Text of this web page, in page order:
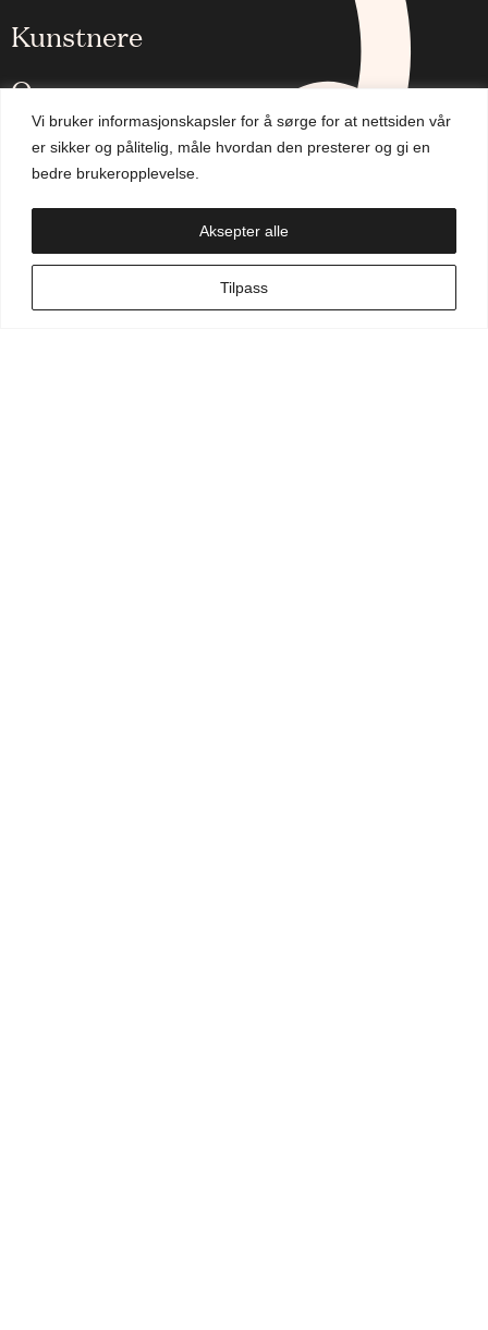
Vi bruker informasjonskapsler for å sørge for at nettsiden vår
er sikker og pålitelig, måle hvordan den presterer og gi en
bedre brukeropplevelse.
Tilpass
Aksepter alle
Kunstnere
Om oss
Aktuelt
Handlekurv
NO